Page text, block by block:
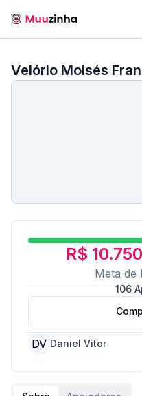
Velório Moisés
R$
Meta de
106
DV Daniel Vitor